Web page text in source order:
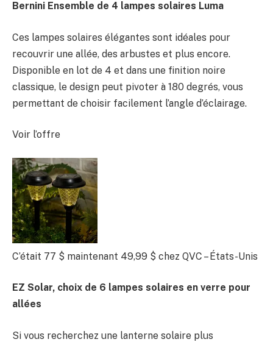
Bernini Ensemble de 4 lampes solaires Luma
Ces lampes solaires élégantes sont idéales pour
recouvrir une allée, des arbustes et plus encore.
Disponible en lot de 4 et dans une finition noire
classique, le design peut pivoter à 180 degrés, vous
permettant de choisir facilement l’angle d’éclairage.
Voir l’offre
C’était 77 $ maintenant 49,99 $ chez QVC – États-Unis
EZ Solar, choix de 6 lampes solaires en verre pour
allées
Si vous recherchez une lanterne solaire plus